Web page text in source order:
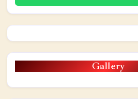
Gallery